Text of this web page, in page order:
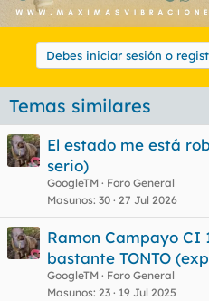
Debes iniciar sesión o
Temas similares
El estado me está
serio)
GoogleTM
Foro General
Masunos 30 27 Jul 2026
Ramon Campayo CI
bastante TONTO
GoogleTM
Foro General
Masunos 23 19 Jul 2025